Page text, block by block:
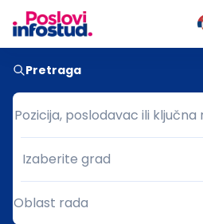
Pretraga
Pozicija, poslodavac ili ključna
Pozicija, poslodavac ili ključna
Grad
Izaberite grad
Oblast rada